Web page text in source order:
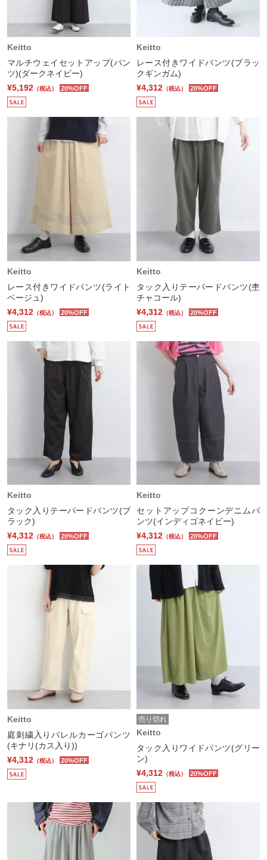
Keitto
マルチウェイセットアップ(パン
ツ)(ダークネイビー)
¥5,192 （税込） 20%OFF
Keitto
レース付きワイドパンツ(ブラッ
クギンガム)
¥4,312 （税込） 20%OFF
Keitto
レース付きワイドパンツ(ライト
ベージュ)
¥4,312 （税込） 20%OFF
Keitto
タック入りテーパードパンツ(杢
チャコール)
¥4,312 （税込） 20%OFF
Keitto
タック入りテーパードパンツ(ブ
ラック)
¥4,312 （税込） 20%OFF
Keitto
セットアップコクーンデニムパ
ンツ(インディゴネイビー)
¥4,312 （税込） 20%OFF
Keitto
庭刺繍入りバレルカーゴパンツ
(キナリ(カス入り))
¥4,312 （税込） 20%OFF
売り切れ
Keitto
タック入りワイドパンツ(グリー
ン)
¥4,312 （税込） 20%OFF